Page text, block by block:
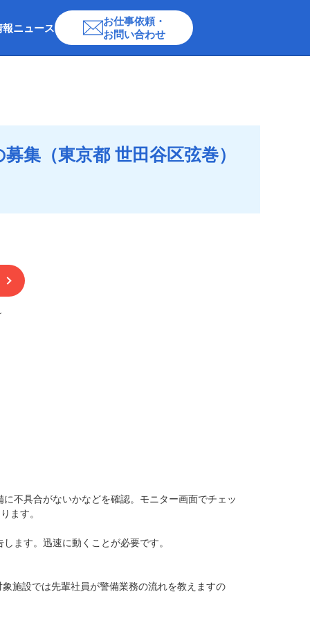
ニュース
お仕事依頼・
お問い合わせ
集（東京都 世田谷区弦巻）
不具合がないかなどを確認。モニター画面でチェッ
ます。
ます。迅速に動くことが必要です。
施設では先輩社員が警備業務の流れを教えますの